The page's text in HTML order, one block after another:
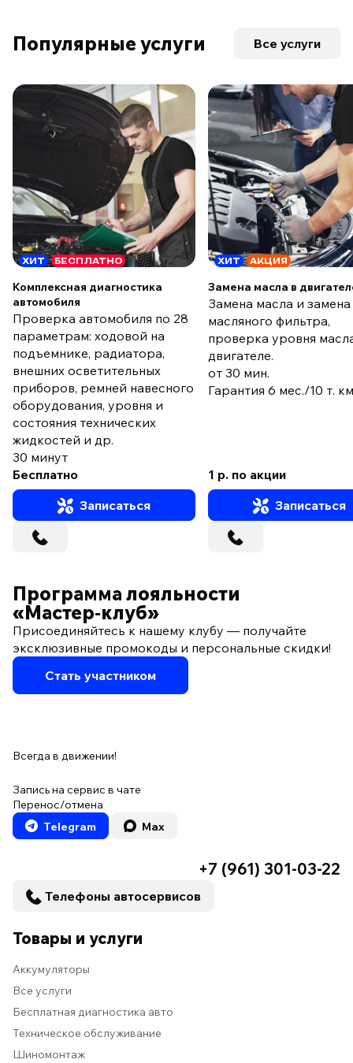
Популярные услуги Все услуги
ХИТ БЕСПЛАТНО
Комплексная диагностика
автомобиля
Проверка автомобиля по 28
параметрам: ходовой на
подъемнике, радиатора,
внешних осветительных
приборов, ремней навесного
оборудования, уровня и
состояния технических
жидкостей и др.
30 минут
Бесплатно
Записаться
ХИТ АКЦИЯ
Замена масла в
Замена масла и замена
масляного фильтра,
проверка уровня
двигателе.
от 30 мин.
Гарантия 6 мес./10 т.
1 р. по акции
Записаться
Программа лояльности
«Мастер‑клуб»
Присоединяйтесь к нашему клубу — получайте
эксклюзивные промокоды и персональные скидки!
Стать участником
Всегда в движении!
Запись на сервис в чате
Перенос/отмена
Telegram
Max
+7 (961) 301-03-22
Телефоны автосервисов
Товары и услуги
Аккумуляторы
Все услуги
Бесплатная диагностика авто
Техническое обслуживание
Шиномонтаж